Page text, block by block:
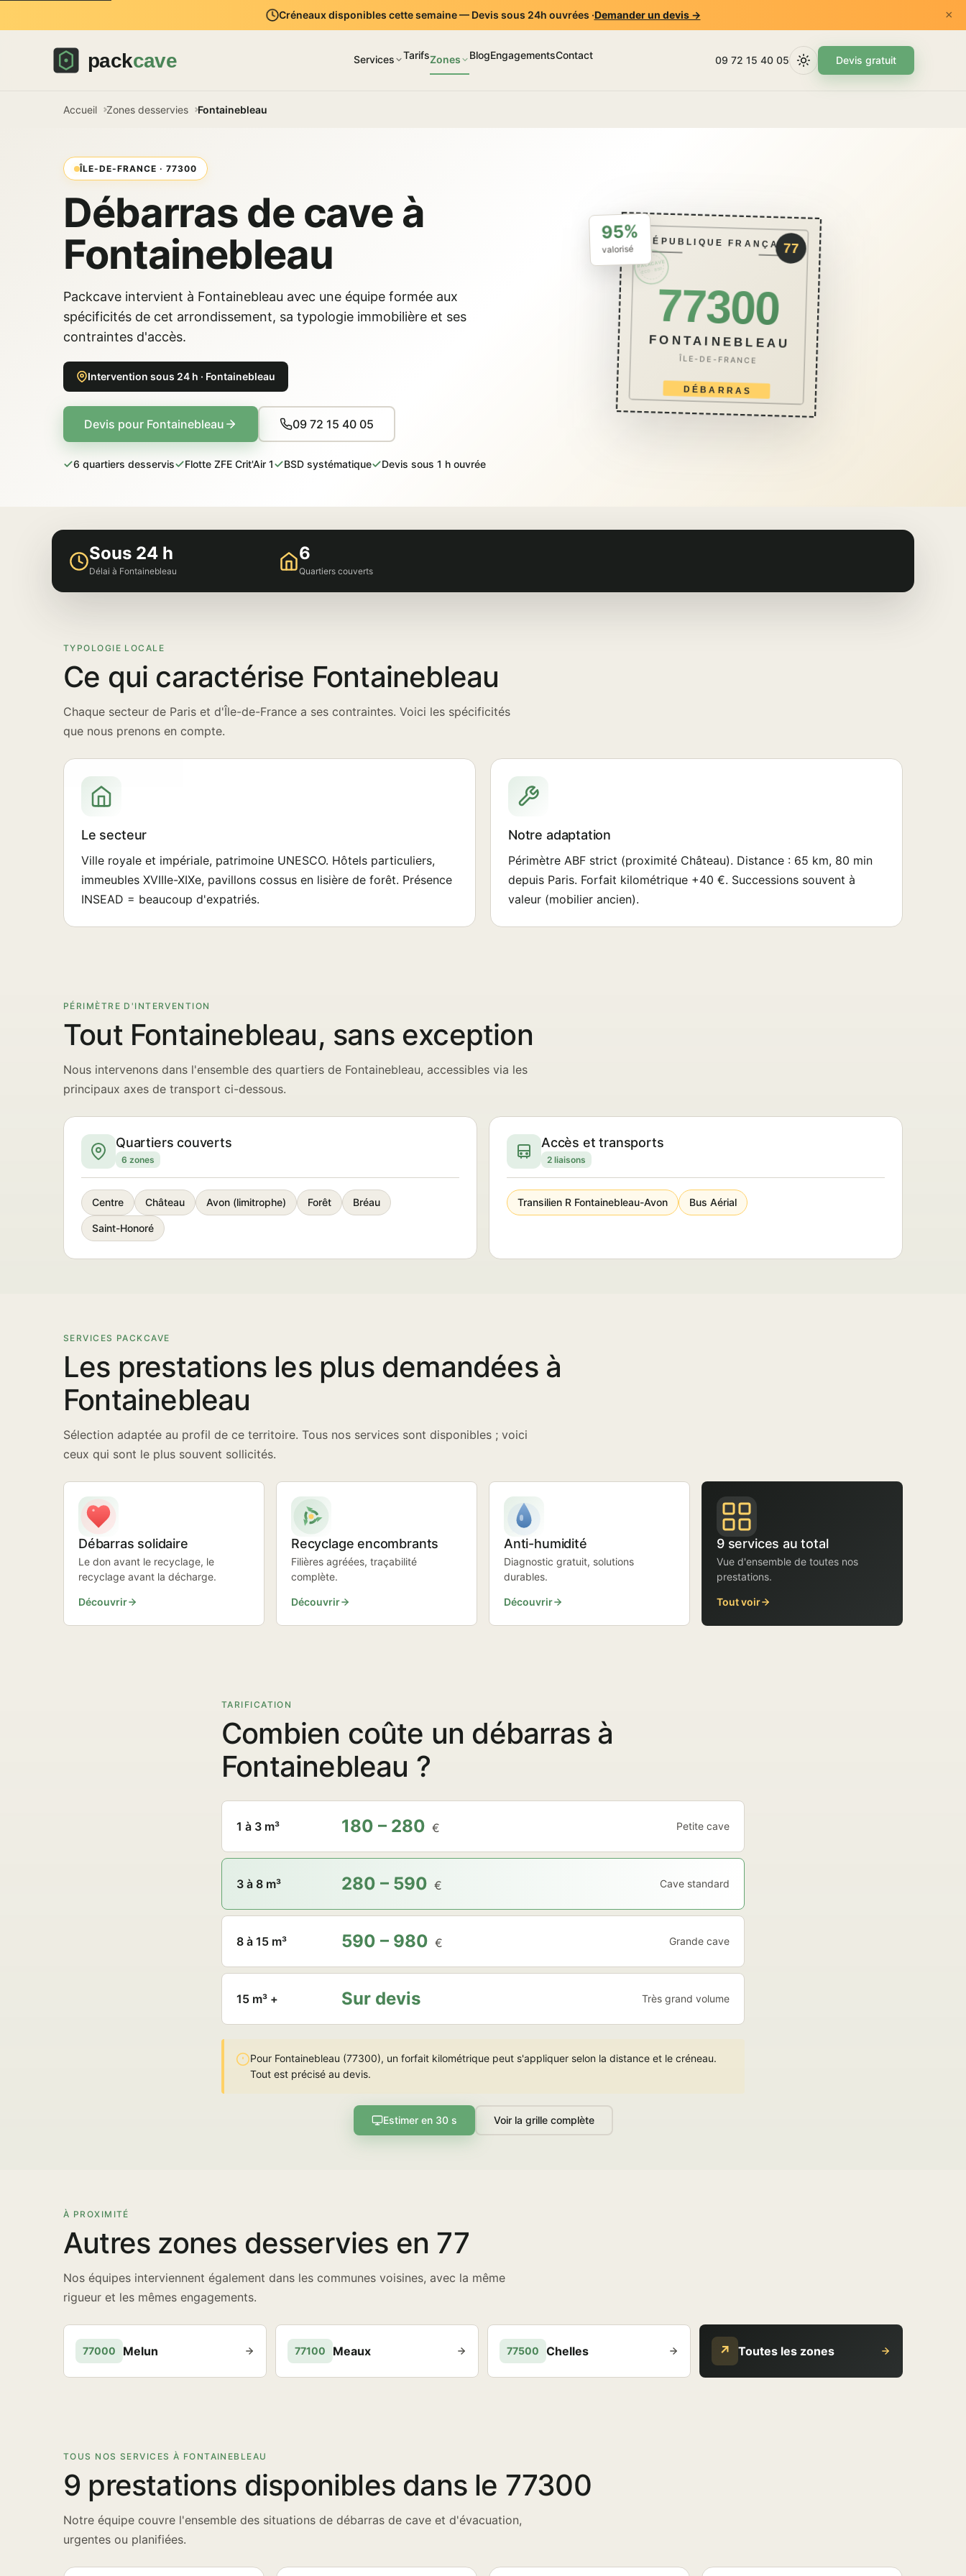
Créneaux disponibles cette semaine — Devis sous 24h ouvrées ·Demander un devis → ×
Services TarifsZones BlogEngagementsContact 09 72 15 40 05 Devis gratuit
Accueil Zones desservies Fontainebleau
ÎLE-DE-FRANCE · 77300
Débarras de cave à
Fontainebleau
Packcave intervient à Fontainebleau avec une équipe formée aux
spécificités de cet arrondissement, sa typologie immobilière et ses
contraintes d'accès.
Intervention sous 24 h · Fontainebleau
Devis pour Fontainebleau 09 72 15 40 05
6 quartiers desservis Flotte ZFE Crit'Air 1 BSD systématique Devis sous 1 h ouvrée
RÉPUBLIQUE FRANÇAISE
77300
FONTAINEBLEAU
ÎLE-DE-FRANCE
DÉBARRAS
PACKCAVE
ÉCO · BSD
77
95%
valorisé
Sous 24 h
Délai à Fontainebleau
6
Quartiers couverts
TYPOLOGIE LOCALE
Ce qui caractérise Fontainebleau
Chaque secteur de Paris et d'Île-de-France a ses contraintes. Voici les spécificités
que nous prenons en compte.
Le secteur
Ville royale et impériale, patrimoine UNESCO. Hôtels particuliers,
immeubles XVIIIe-XIXe, pavillons cossus en lisière de forêt. Présence
INSEAD = beaucoup d'expatriés.
Notre adaptation
Périmètre ABF strict (proximité Château). Distance : 65 km, 80 min
depuis Paris. Forfait kilométrique +40 €. Successions souvent à
valeur (mobilier ancien).
PÉRIMÈTRE D'INTERVENTION
Tout Fontainebleau, sans exception
Nous intervenons dans l'ensemble des quartiers de Fontainebleau, accessibles via les
principaux axes de transport ci-dessous.
Quartiers couverts
6 zones
Centre Château Avon (limitrophe) Forêt Bréau
Saint-Honoré
Accès et transports
2 liaisons
Transilien R Fontainebleau-Avon Bus Aérial
SERVICES PACKCAVE
Les prestations les plus demandées à
Fontainebleau
Sélection adaptée au profil de ce territoire. Tous nos services sont disponibles ; voici
ceux qui sont le plus souvent sollicités.
Débarras solidaire
Le don avant le recyclage, le
recyclage avant la décharge.
Découvrir
Recyclage encombrants
Filières agréées, traçabilité
complète.
Découvrir
Anti-humidité
Diagnostic gratuit, solutions
durables.
Découvrir
9 services au total
Vue d'ensemble de toutes nos
prestations.
Tout voir
TARIFICATION
Combien coûte un débarras à
Fontainebleau ?
1 à 3 m³ 180 – 280 € Petite cave
3 à 8 m³ 280 – 590 € Cave standard
8 à 15 m³ 590 – 980 € Grande cave
15 m³ + Sur devis Très grand volume
Pour Fontainebleau (77300), un forfait kilométrique peut s'appliquer selon la distance et le créneau.
Tout est précisé au devis.
Estimer en 30 s Voir la grille complète
À PROXIMITÉ
Autres zones desservies en 77
Nos équipes interviennent également dans les communes voisines, avec la même
rigueur et les mêmes engagements.
77000 Melun 77100 Meaux 77500 Chelles ↗ Toutes les zones
TOUS NOS SERVICES À FONTAINEBLEAU
9 prestations disponibles dans le 77300
Notre équipe couvre l'ensemble des situations de débarras de cave et d'évacuation,
urgentes ou planifiées.